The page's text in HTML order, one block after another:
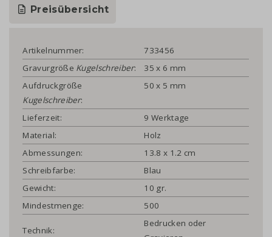
Preisübersicht
Artikelnummer:
733456
Gravurgröße Kugelschreiber:
35 x 6 mm
Aufdruckgröße
Kugelschreiber:
50 x 5 mm
Lieferzeit:
9 Werktage
Material:
Holz
Abmessungen:
13.8 x 1.2 cm
Schreibfarbe:
Blau
Gewicht:
10 gr.
Mindestmenge:
500
Technik:
Bedrucken oder